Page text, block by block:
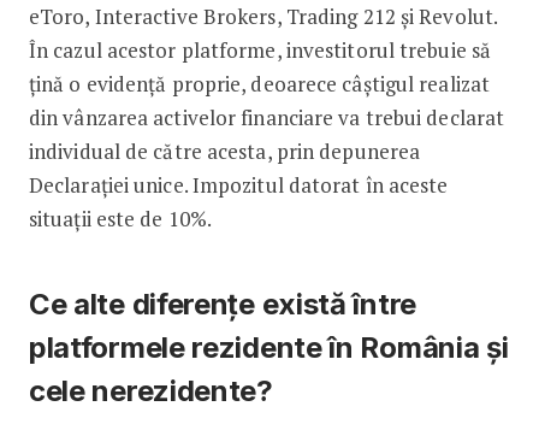
eToro, Interactive Brokers, Trading 212 și Revolut.
În cazul acestor platforme, investitorul trebuie să
țină o evidență proprie, deoarece câștigul realizat
din vânzarea activelor financiare va trebui declarat
individual de către acesta, prin depunerea
Declarației unice. Impozitul datorat în aceste
situații este de 10%.
Ce alte diferențe există între
platformele rezidente în România și
cele nerezidente?